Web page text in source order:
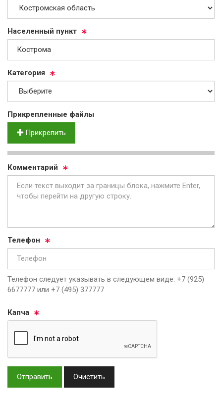
На­се­лен­ный пункт
Ка­те­го­рия
Прик­реп­лен­ные фай­лы
Прикрепить
Ком­мен­та­рий
Те­ле­фон
Телефон следует указывать в следующем виде: +7 (925)
6677777 или +7 (495) 377777
Кап­ча
Отправить Очистить